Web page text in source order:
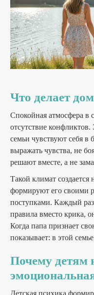
Что делает
Спокойная атмосфера в
отсутствие конфликтов.
семьи чувствуют себя в
выражать чувства, не
решают вместе, а не
Такой климат
формируют его своими
поступками. Каждый
правила вместо крика,
Когда папа признает
показывает: в этой
Почему детям